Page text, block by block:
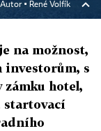
Autor ▪ René Volfík
na možnost,
investorům, s
hotel,
startovací